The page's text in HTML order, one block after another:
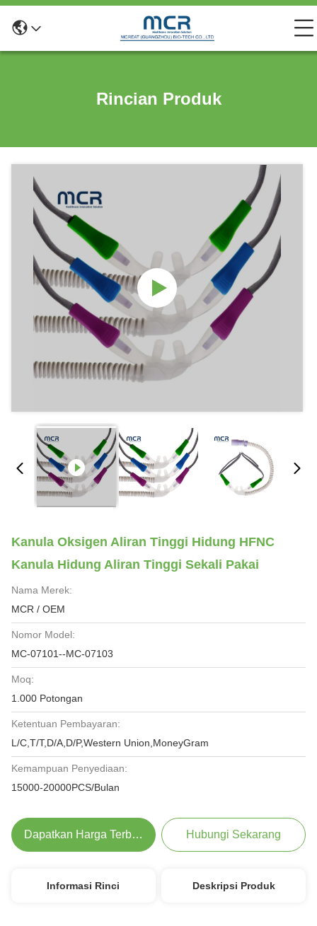
Rincian Produk
Kanula Oksigen Aliran Tinggi Hidung HFNC
Kanula Hidung Aliran Tinggi Sekali Pakai
Nama Merek:
MCR / OEM
Nomor Model:
MC-07101--MC-07103
Moq:
1.000 Potongan
Ketentuan Pembayaran:
L/C,T/T,D/A,D/P,Western Union,MoneyGram
Kemampuan Penyediaan:
15000-20000PCS/Bulan
Dapatkan Harga Terbaik Hubungi Sekarang
Informasi Rinci Deskripsi Produk